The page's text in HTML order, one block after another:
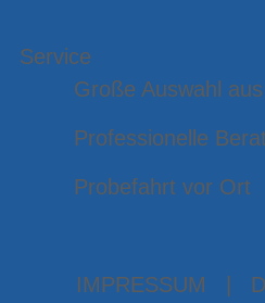
Service
Große Auswahl
Professionelle
Probefahrt vor Ort
IMPRESSUM